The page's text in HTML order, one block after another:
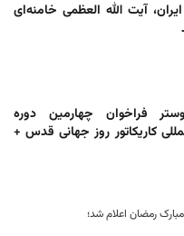
آیت الله العظمی خامنه‌ای
فراخوان چهارمین دوره
کاریکاتور روز جهانی قدس +
رمضان اعلام شد؛